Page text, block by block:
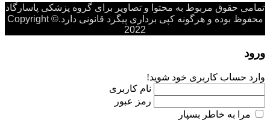
تمامی حقوق مربوط به محتوا و تصاویر برای گروه پزشکی پاسارگاد
محفوظ بوده و هرگونه کپی برداری پیگرد قانونی دارد.Copyright ©
2022
ورود
وارد حساب کاربری خود شوید!
نام کاربری
رمز عبور
مرا به خاطر بسپار